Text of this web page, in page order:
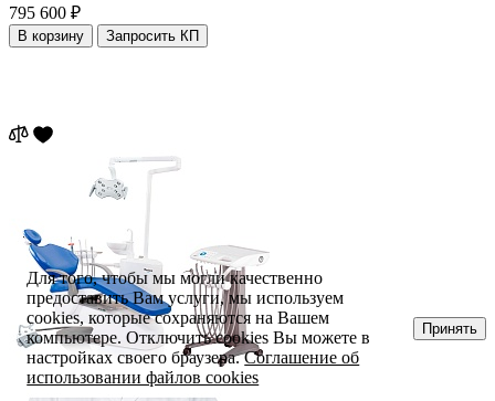
795 600 ₽
В корзину Запросить КП
Для того, чтобы мы могли качественно
предоставить Вам услуги, мы используем
cookies, которые сохраняются на Вашем
компьютере. Отключить cookies Вы можете в
настройках своего браузера.Соглашение об
использовании файлов cookies
Принять